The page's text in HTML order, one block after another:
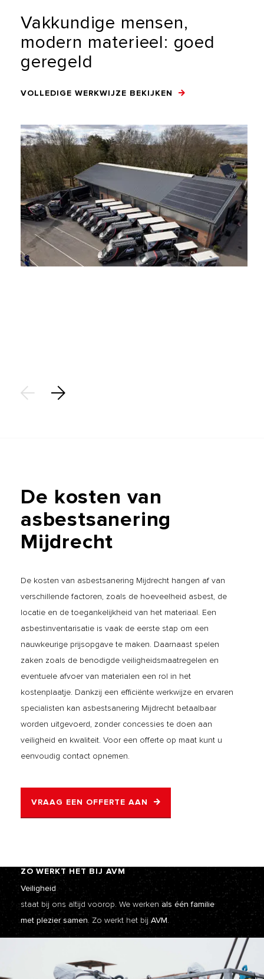
Vakkundige mensen,
modern materieel: goed
geregeld
VOLLEDIGE WERKWIJZE BEKIJKEN
De kosten van
asbestsanering
Mijdrecht
De kosten van asbestsanering Mijdrecht hangen af van
verschillende factoren, zoals de hoeveelheid asbest, de
locatie en de toegankelijkheid van het materiaal. Een
asbestinventarisatie is vaak de eerste stap om een
nauwkeurige prijsopgave te maken. Daarnaast spelen
zaken zoals de benodigde veiligheidsmaatregelen en
eventuele afvoer van materialen een rol in het
kostenplaatje. Dankzij een efficiënte werkwijze en ervaren
specialisten kan asbestsanering Mijdrecht betaalbaar
worden uitgevoerd, zonder concessies te doen aan
veiligheid en kwaliteit. Voor een offerte op maat kunt u
eenvoudig contact opnemen.
VRAAG EEN OFFERTE AAN
ZO WERKT HET BIJ AVM
Veiligheid
staat bij ons altijd voorop. We werken als één familie
met plezier samen. Zo werkt het bij AVM.